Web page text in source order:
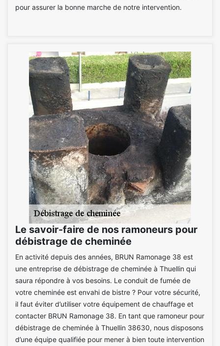
pour assurer la bonne marche de notre intervention.
Le savoir-faire de nos ramoneurs pour
débistrage de cheminée
En activité depuis des années, BRUN Ramonage 38 est
une entreprise de débistrage de cheminée à Thuellin qui
saura répondre à vos besoins. Le conduit de fumée de
votre cheminée est envahi de bistre ? Pour votre sécurité,
il faut éviter d’utiliser votre équipement de chauffage et
contacter BRUN Ramonage 38. En tant que ramoneur pour
débistrage de cheminée à Thuellin 38630, nous disposons
d’une équipe qualifiée pour mener à bien toute intervention